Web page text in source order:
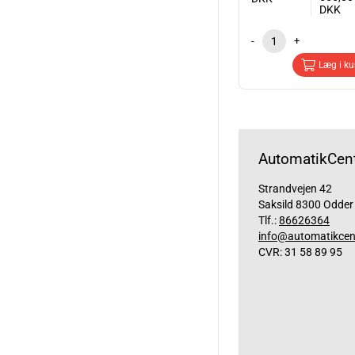
DKK
- +
Læg i
Strandvejen 42
Saksild 8300 Odder
Tlf.:86626364
CVR: 31 58 89 95